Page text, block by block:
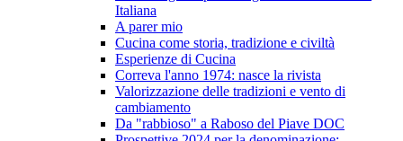
Italiana
A parer mio
Cucina come storia, tradizione e civiltà
Esperienze di Cucina
Correva l'anno 1974: nasce la rivista
Valorizzazione delle tradizioni e vento di
cambiamento
Da "rabbioso" a Raboso del Piave DOC